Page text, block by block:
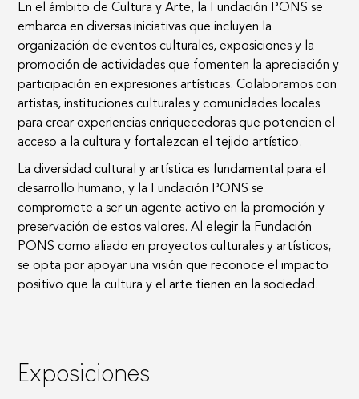
En el ámbito de Cultura y Arte, la Fundación PONS se
embarca en diversas iniciativas que incluyen la
organización de eventos culturales, exposiciones y la
promoción de actividades que fomenten la apreciación y
participación en expresiones artísticas. Colaboramos con
artistas, instituciones culturales y comunidades locales
para crear experiencias enriquecedoras que potencien el
acceso a la cultura y fortalezcan el tejido artístico.
La diversidad cultural y artística es fundamental para el
desarrollo humano, y la Fundación PONS se
compromete a ser un agente activo en la promoción y
preservación de estos valores. Al elegir la Fundación
PONS como aliado en proyectos culturales y artísticos,
se opta por apoyar una visión que reconoce el impacto
positivo que la cultura y el arte tienen en la sociedad.
Exposiciones